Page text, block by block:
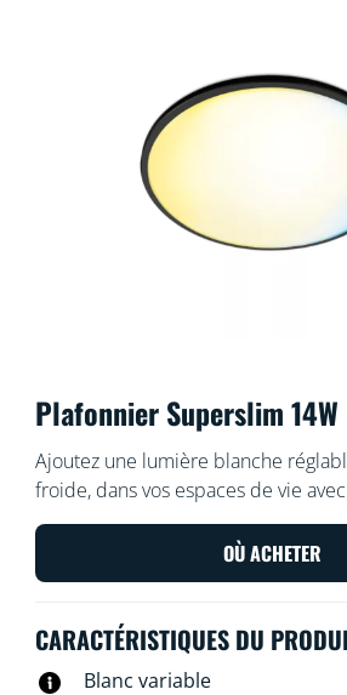
Plafonnier Superslim 14W
Ajoutez une lumière blanche
froide, dans vos espaces de vie
connecté WiZ Super Slim. Utilisez
votre voix pour varier l'intensité
appliquer des modes d'éclairage
OÙ ACHETER
CARACTÉRISTIQUES DU
Blanc variable